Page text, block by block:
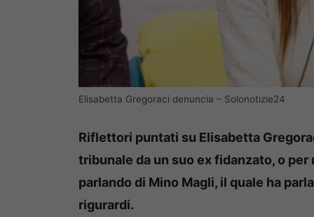
Elisabetta Gregoraci denuncia – Solonotizie24
Riflettori puntati su Elisabetta
tribunale da un suo ex fidanzato, o
parlando di Mino Magli, il quale ha
rigurardi.